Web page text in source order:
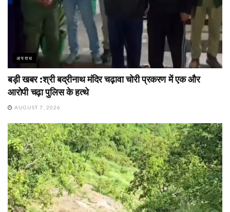
अपराध
बड़ी खबर :श्री बद्रीनाथ मंदिर चढ़ावा चोरी प्रकरण में एक और
आरोपी चढ़ा पुलिस के हत्थे
AUGUST 7, 2026